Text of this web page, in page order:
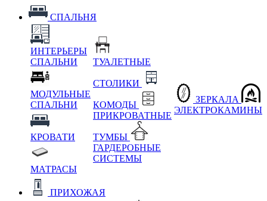
СПАЛЬНЯ
ИНТЕРЬЕРЫ
СПАЛЬНИ
МОДУЛЬНЫЕ
СПАЛЬНИ
КРОВАТИ
МАТРАСЫ
ТУАЛЕТНЫЕ
СТОЛИКИ
КОМОДЫ
ПРИКРОВАТНЫЕ
ТУМБЫ
ГАРДЕРОБНЫЕ
СИСТЕМЫ
ЗЕРКАЛА
ЭЛЕКТРОКАМИНЫ
ПРИХОЖАЯ